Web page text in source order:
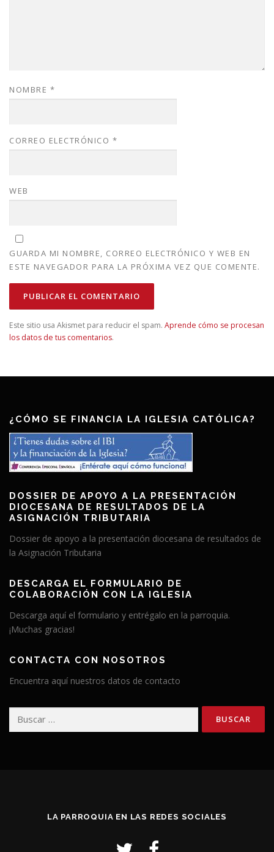
NOMBRE *
CORREO ELECTRÓNICO *
WEB
GUARDA MI NOMBRE, CORREO ELECTRÓNICO Y WEB EN
ESTE NAVEGADOR PARA LA PRÓXIMA VEZ QUE COMENTE.
Este sitio usa Akismet para reducir el spam. Aprende cómo se procesan
los datos de tus comentarios.
¿CÓMO SE FINANCIA LA IGLESIA CATÓLICA?
DOSSIER DE APOYO A LA PRESENTACIÓN
DIOCESANA DE RESULTADOS DE LA
ASIGNACIÓN TRIBUTARIA
Dossier de apoyo a la presentación diocesana de resultados de
la Asignación Tributaria
DESCARGA EL FORMULARIO DE
COLABORACIÓN CON LA IGLESIA
Descarga aquí el formulario y entrégalo en la parroquia.
¡Muchas gracias!
CONTACTA CON NOSOTROS
Encuentra aquí nuestros datos de contacto
LA PARROQUIA EN LAS REDES SOCIALES